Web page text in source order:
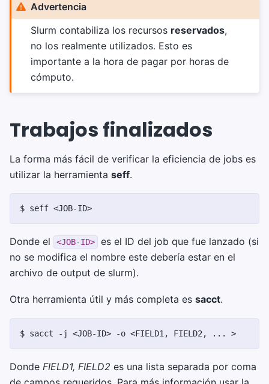
Advertencia
Slurm contabiliza los recursos reservados,
no los realmente utilizados. Esto es
importante a la hora de pagar por horas de
cómputo.
Trabajos finalizados
La forma más fácil de verificar la eficiencia de jobs es
utilizar la herramienta seff.
$ seff
Donde el <JOB-ID>
es el ID del job que fue lanzado (si
no se modifica el nombre este debería estar en el
archivo de output de slurm).
Otra herramienta útil y más completa es sacct.
$ sacct -j <JOB-ID> -o <FIELD1, FIELD2, ...
Donde FIELD1, FIELD2 es una lista separada por coma